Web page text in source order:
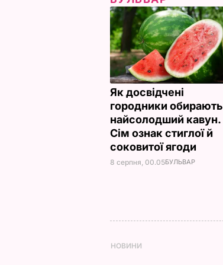
Як досвідчені
городники обирають
найсолодший кавун.
Сім ознак стиглої й
соковитої ягоди
8 серпня, 00.05БУЛЬВАР
НОВИНИ